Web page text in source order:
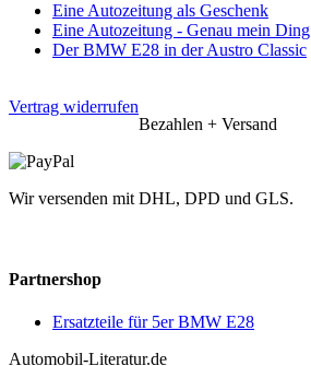
Eine Autozeitung als Geschenk
Eine Autozeitung - Genau mein Ding
Der BMW E28 in der Austro Classic
Vertrag widerrufen
Bezahlen + Versand
Wir versenden mit DHL, DPD und GLS.
Partnershop
Ersatzteile für 5er BMW E28
Automobil-Literatur.de